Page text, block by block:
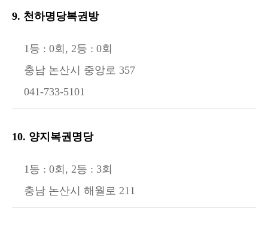
9. 천하명당복권방
1등 : 0회, 2등 : 0회
충남 논산시 중앙로 357
041-733-5101
10. 양지복권명당
1등 : 0회, 2등 : 3회
충남 논산시 해월로 211